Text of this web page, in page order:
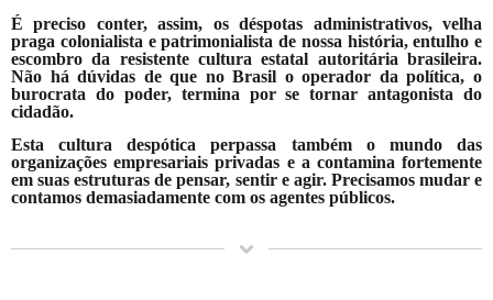
É preciso conter, assim, os déspotas administrativos, velha
praga colonialista e patrimonialista de nossa história, entulho e
escombro da resistente cultura estatal autoritária brasileira.
Não há dúvidas de que no Brasil o operador da política, o
burocrata do poder, termina por se tornar antagonista do
cidadão.
Esta cultura despótica perpassa também o mundo das
organizações empresariais privadas e a contamina fortemente
em suas estruturas de pensar, sentir e agir. Precisamos mudar e
contamos demasiadamente com os agentes públicos.